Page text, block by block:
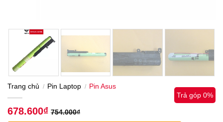
Trang chủ / Pin Laptop / Pin Asus
678.600₫ 754.000₫
Trả góp 0%